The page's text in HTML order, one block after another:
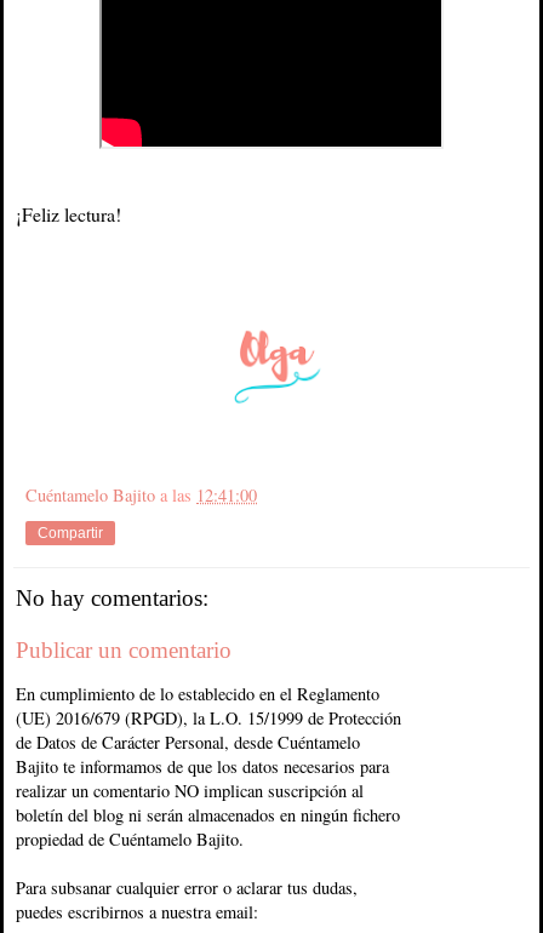
¡Feliz lectura!
Cuéntamelo Bajito a las 12:41:00
Compartir
No hay comentarios:
Publicar un comentario
En cumplimiento de lo establecido en el Reglamento
(UE) 2016/679 (RPGD), la L.O. 15/1999 de Protección
de Datos de Carácter Personal, desde Cuéntamelo
Bajito te informamos de que los datos necesarios para
realizar un comentario NO implican suscripción al
boletín del blog ni serán almacenados en ningún fichero
propiedad de Cuéntamelo Bajito.
Para subsanar cualquier error o aclarar tus dudas,
puedes escribirnos a nuestra email: